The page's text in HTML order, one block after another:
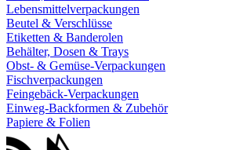
Lebensmittelverpackungen
Beutel & Verschlüsse
Etiketten & Banderolen
Behälter, Dosen & Trays
Obst- & Gemüse-Verpackungen
Fischverpackungen
Feingebäck-Verpackungen
Einweg-Backformen & Zubehör
Papiere & Folien